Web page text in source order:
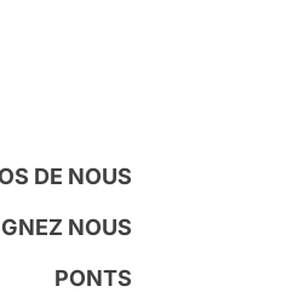
DE NOUS
NOUS
PONTS